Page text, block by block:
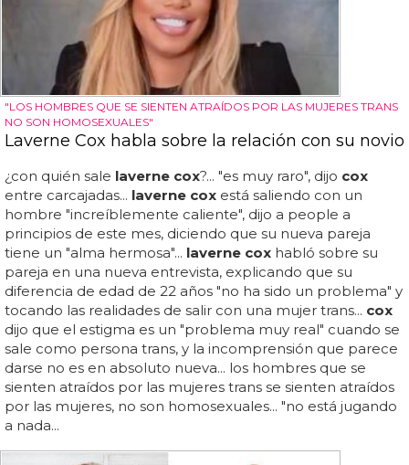
"LOS HOMBRES QUE SE SIENTEN ATRAÍDOS POR LAS MUJERES TRANS
NO SON HOMOSEXUALES"
Laverne Cox habla sobre la relación con su novio
¿con quién sale laverne cox?... "es muy raro", dijo cox
entre carcajadas... laverne cox está saliendo con un
hombre "increíblemente caliente", dijo a people a
principios de este mes, diciendo que su nueva pareja
tiene un "alma hermosa"... laverne cox habló sobre su
pareja en una nueva entrevista, explicando que su
diferencia de edad de 22 años "no ha sido un problema" y
tocando las realidades de salir con una mujer trans... cox
dijo que el estigma es un "problema muy real" cuando se
sale como persona trans, y la incomprensión que parece
darse no es en absoluto nueva... los hombres que se
sienten atraídos por las mujeres trans se sienten atraídos
por las mujeres, no son homosexuales... "no está jugando
a nada...